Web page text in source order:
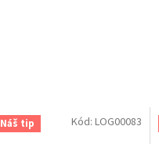
Náš tip Kód:LOG00083